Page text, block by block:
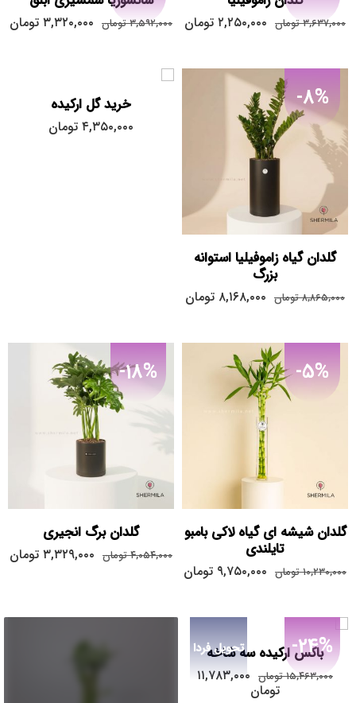
۳,۶۳۷,۰۰۰ تومان ۲,۲۵۰,۰۰۰ تومان ۳,۵۹۲,۰۰۰ تومان ۳,۳۲۰,۰۰۰ تومان
-8%
گلدان گیاه زاموفیلیا استوانه
بزرگ
۸,۸۶۵,۰۰۰ تومان ۸,۱۶۸,۰۰۰ تومان
خرید گل ارکیده
۴,۳۵۰,۰۰۰ تومان
-5%
گلدان شیشه ای گیاه لاکی بامبو
تایلندی
۱۰,۲۳۰,۰۰۰ تومان ۹,۷۵۰,۰۰۰ تومان
-18%
گلدان برگ انجیری
۴,۰۵۴,۰۰۰ تومان ۳,۳۲۹,۰۰۰ تومان
تحویل فردا -24%
باکس ارکیده سه شاخه
۱۵,۴۶۳,۰۰۰ تومان ۱۱,۷۸۳,۰۰۰
تومان